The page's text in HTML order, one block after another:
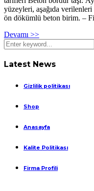
yüzeyleri, aşağıda
ön dökümlü beton birim. –
Devamı >>
Latest News
Gizlilik politikası
Shop
Anasayfa
Kalite Politikası
Firma Profili